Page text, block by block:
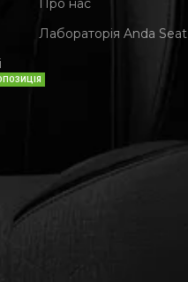
Про нас
Лабораторія Anda Seat